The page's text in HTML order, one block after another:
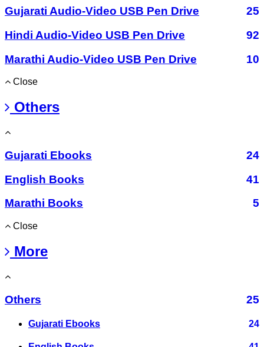
Gujarati Audio-Video USB Pen Drive
25
Hindi Audio-Video USB Pen Drive
92
Marathi Audio-Video USB Pen Drive
10
Close
Others
Gujarati Ebooks
24
English Books
41
Marathi Books
5
Close
More
Others 25
Gujarati Ebooks 24